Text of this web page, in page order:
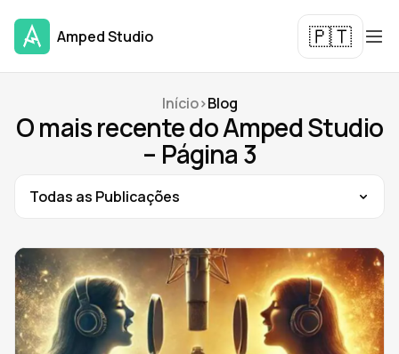
Amped Studio 🇵🇹
Início>Blog
O mais recente do Amped Studio
– Página 3